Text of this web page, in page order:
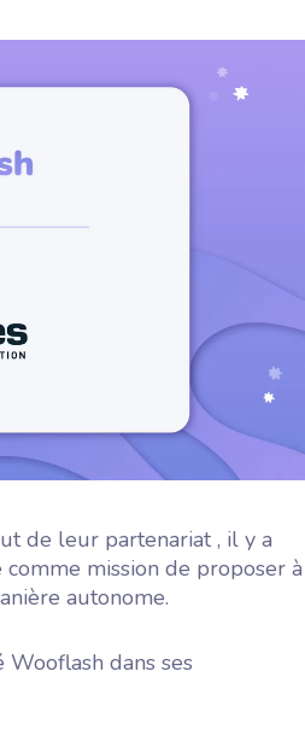
de leur partenariat , il y a
comme mission de proposer à
autonome.
dans ses